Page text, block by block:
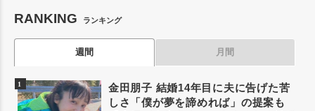
RANKING ランキング
週間 月間
金田朋子 結婚14年目に夫に告げた苦
しさ「僕が夢を諦めれば」の提案も